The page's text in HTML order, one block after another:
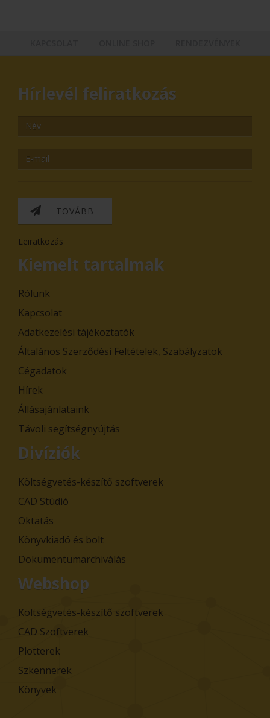
Hírlevél feliratkozás
TOVÁBB
Leiratkozás
Kiemelt tartalmak
Rólunk
Kapcsolat
Adatkezelési tájékoztatók
Általános Szerződési Feltételek, Szabályzatok
Cégadatok
Hírek
Állásajánlataink
Távoli segítségnyújtás
Divíziók
Költségvetés-készítő szoftverek
CAD Stúdió
Oktatás
Könyvkiadó és bolt
Dokumentumarchiválás
Webshop
Költségvetés-készítő szoftverek
CAD Szoftverek
Plotterek
Szkennerek
Könyvek